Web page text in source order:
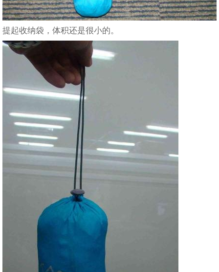
提起收纳袋，体积还是很小的。